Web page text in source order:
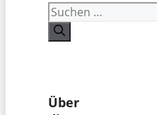
Suchen
nach:
Über